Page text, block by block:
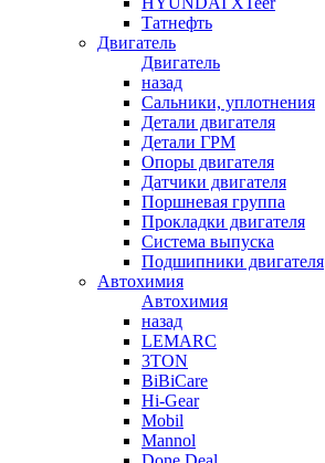
Татнефть
Двигатель
Двигатель
назад
Сальники, уплотнения
Детали двигателя
Детали ГРМ
Опоры двигателя
Датчики двигателя
Поршневая группа
Прокладки двигателя
Система выпуска
Подшипники двигателя
Автохимия
Автохимия
назад
LEMARC
3TON
BiBiCare
Hi-Gear
Mobil
Mannol